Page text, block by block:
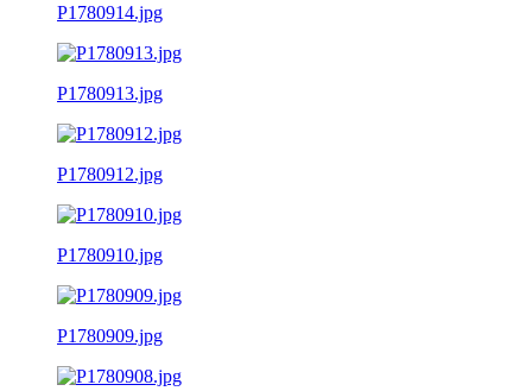
P1780914.jpg
P1780913.jpg
P1780912.jpg
P1780910.jpg
P1780909.jpg